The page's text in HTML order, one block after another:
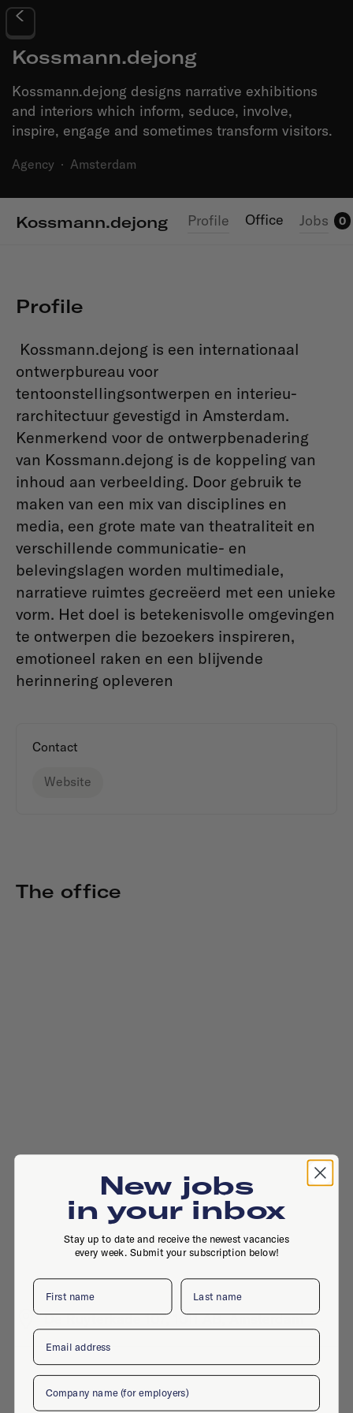
Kossmann.dejong
Kossmann.dejong designs narrative exhibitions
and interiors which inform, seduce, involve,
inspire, engage and sometimes transform visitors.
Agency · Amsterdam
Kossmann.dejong Profile Office Jobs 0
Profile
Kossmann.dejong is een internationaal
ontwerpbureau voor
tentoonstellingsontwerpen en interieu­
rarchitectuur gevestigd in Amsterdam.
Kenmerkend voor de ontwerpbenadering
van Kossmann.dejong is de koppeling van
inhoud aan verbeelding. Door gebruik te
maken van een mix van disciplines en
media, een grote mate van theatraliteit en
verschillende communicatie- en
belevingslagen worden multimediale,
narratieve ruimtes gecreëerd met een unieke
vorm. Het doel is betekenisvolle omgevingen
te ontwerpen die bezoekers inspireren,
emotioneel raken en een blijvende
herinnering opleveren
Contact
Website
The office
De Ruyterkade 107, 1011 AB, Amsterdam
New jobs
in your inbox
Stay up to date and receive the newest vacancies
every week. Submit your subscription below!
First name Last name
Email
Company